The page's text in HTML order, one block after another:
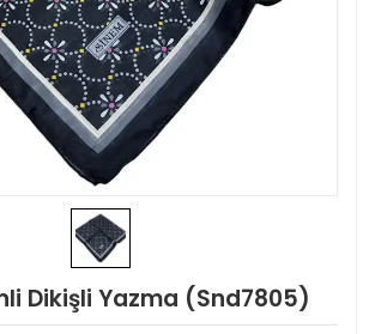
Dikişli Yazma (Snd7805)